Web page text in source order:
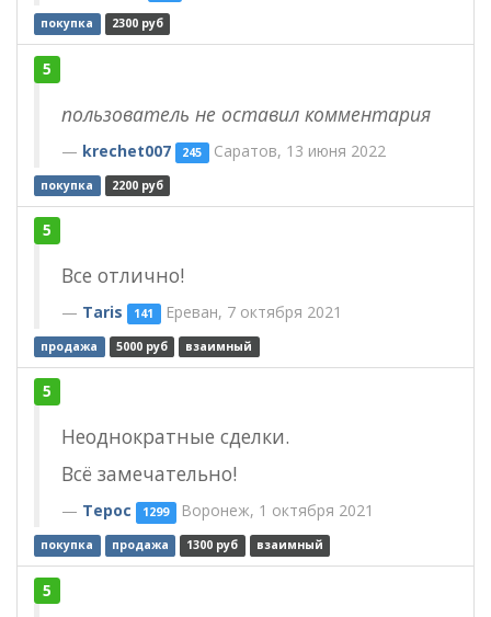
покупка 2300 руб
5
пользователь не оставил комментария
krechet007 245 Саратов, 13 июня 2022
покупка 2200 руб
5
Все отлично!
Taris 141 Ереван, 7 октября 2021
продажа 5000 руб взаимный
5
Неоднократные сделки.
Всё замечательно!
Терос 1299 Воронеж, 1 октября 2021
покупка продажа 1300 руб взаимный
5